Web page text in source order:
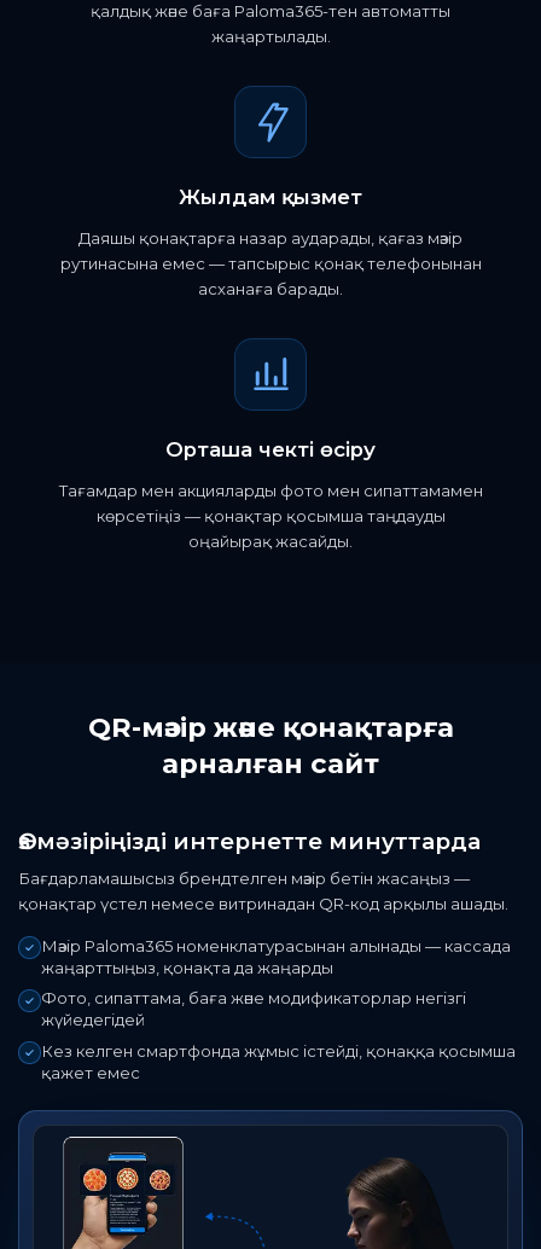
қалдық және баға Paloma365-тен автоматты
жаңартылады.
Жылдам қызмет
Даяшы қонақтарға назар аударады, қағаз мәзір
рутинасына емес — тапсырыс қонақ телефонынан
асханаға барады.
Орташа чекті өсіру
Тағамдар мен акцияларды фото мен сипаттамамен
көрсетіңіз — қонақтар қосымша таңдауды
оңайырақ жасайды.
QR-мәзір және қонақтарға
арналған сайт
Өз мәзіріңізді интернетте минуттарда
Бағдарламашысыз брендтелген мәзір бетін жасаңыз —
қонақтар үстел немесе витринадан QR-код арқылы ашады.
Мәзір Paloma365 номенклатурасынан алынады — кассада
жаңарттыңыз, қонақта да жаңарды
Фото, сипаттама, баға және модификаторлар негізгі
жүйедегідей
Кез келген смартфонда жұмыс істейді, қонаққа қосымша
қажет емес